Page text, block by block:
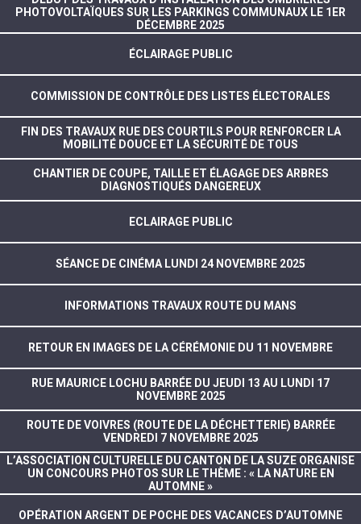
PHOTOVOLTAÏQUES SUR LES PARKINGS COMMUNAUX LE 1ER
DÉCEMBRE 2025
ÉCLAIRAGE PUBLIC
COMMISSION DE CONTRÔLE DES LISTES ÉLECTORALES
FIN DES TRAVAUX RUE DES COURTILS POUR RENFORCER LA
MOBILITÉ DOUCE ET LA SÉCURITÉ DE TOUS
CHANTIER DE COUPE, TAILLE ET ÉLAGAGE DES ARBRES
DIAGNOSTIQUÉS DANGEREUX
ECLAIRAGE PUBLIC
SÉANCE DE CINÉMA LUNDI 24 NOVEMBRE 2025
INFORMATIONS TRAVAUX ROUTE DU MANS
RETOUR EN IMAGES DE LA CÉRÉMONIE DU 11 NOVEMBRE
RUE MAURICE LOCHU BARRÉE DU JEUDI 13 AU LUNDI 17
NOVEMBRE 2025
ROUTE DE VOIVRES (ROUTE DE LA DÉCHETTERIE) BARRÉE
VENDREDI 7 NOVEMBRE 2025
L’ASSOCIATION CULTURELLE DU CANTON DE LA SUZE ORGANISE
UN CONCOURS PHOTOS SUR LE THÈME : « LA NATURE EN
AUTOMNE »
OPÉRATION ARGENT DE POCHE DES VACANCES D’AUTOMNE